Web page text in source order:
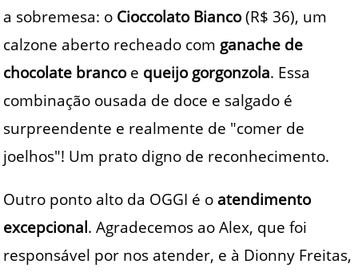
a sobremesa: o Cioccolato Bianco(R$ 36), um
calzone aberto recheado com ganache de
chocolate brancoe queijo gorgonzola. Essa
combinação ousada de doce e salgado é
surpreendente e realmente de "comer de
joelhos"! Um prato digno de reconhecimento.
Outro ponto alto da OGGI é o atendimento
excepcional. Agradecemos ao Alex, que foi
responsável por nos atender, e à Dionny Freitas,